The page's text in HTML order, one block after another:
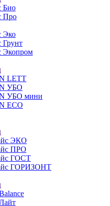
Био
Про
Эко
Грунт
Экопром
LETT
УБО
УБО мини
ECO
ЭКО
ПРО
ГОСТ
ГОРИЗОНТ